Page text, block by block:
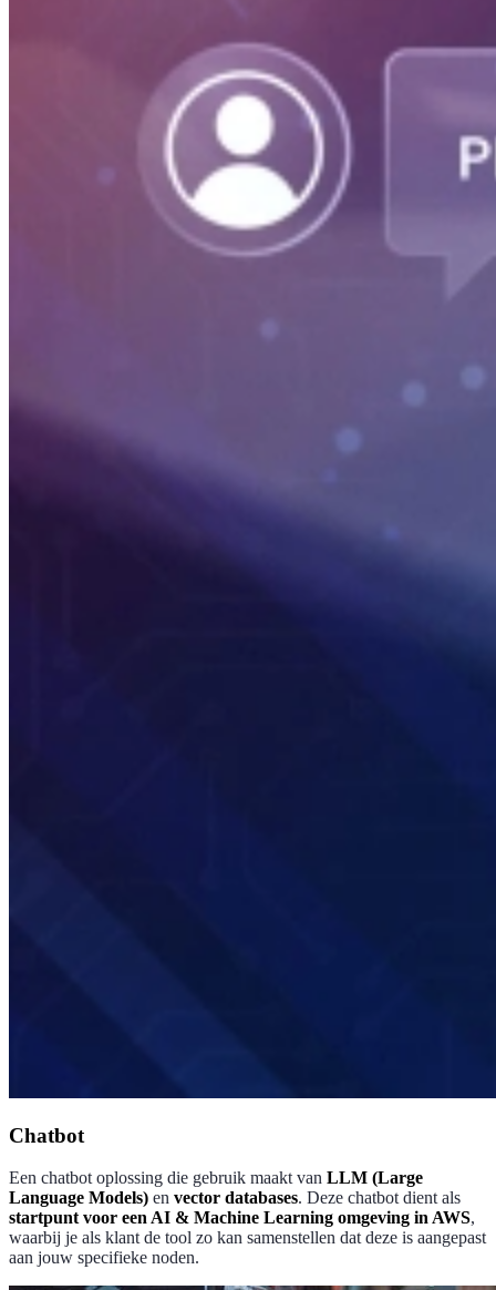
Chatbot
Een chatbot oplossing die gebruik maakt van LLM (Large
Language Models) en vector databases. Deze chatbot dient als
startpunt voor een AI & Machine Learning omgeving in AWS,
waarbij je als klant de tool zo kan samenstellen dat deze is aangepast
aan jouw specifieke noden.